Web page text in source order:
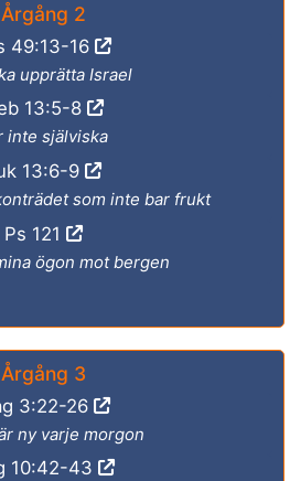
Årgång 2
49:13-16
upprätta Israel
13:5-8
inte själviska
13:6-9
som inte bar frukt
Ps 121
ögon mot bergen
Årgång 3
3:22-26
ny varje morgon
10:42-43